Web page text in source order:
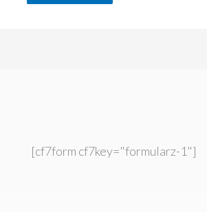
[cf7form cf7key="formularz-1"]